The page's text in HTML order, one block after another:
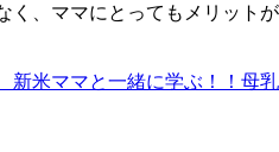
く、ママにとってもメリットが
米ママと一緒に学ぶ！！母乳